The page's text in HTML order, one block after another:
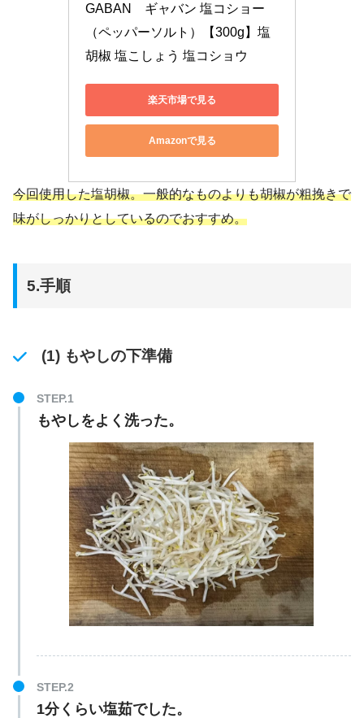
GABAN　ギャバン 塩コショー
（ペッパーソルト）【300g】塩
胡椒 塩こしょう 塩コショウ
楽天市場で見る
Amazonで見る
今回使用した塩胡椒。一般的なものよりも胡椒が粗挽きで
味がしっかりとしているのでおすすめ。
5.手順
(1) もやしの下準備
もやしをよく洗った。
1分くらい塩茹でした。